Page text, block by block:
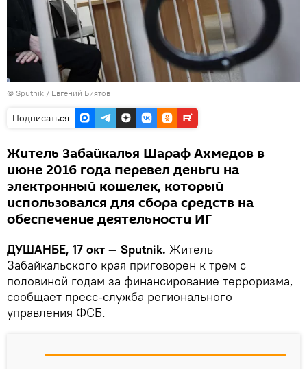
© Sputnik / Евгений Биятов
Подписаться
Житель Забайкалья Шараф Ахмедов в
июне 2016 года перевел деньги на
электронный кошелек, который
использовался для сбора средств на
обеспечение деятельности ИГ
ДУШАНБЕ, 17 окт — Sputnik. Житель
Забайкальского края приговорен к трем с
половиной годам за финансирование терроризма,
сообщает пресс-служба регионального
управления ФСБ.